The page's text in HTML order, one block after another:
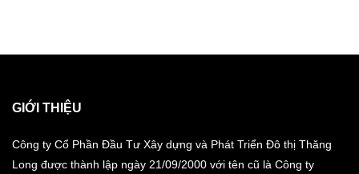
GIỚI THIỆU
Công ty Cổ Phần Đầu Tư Xây dựng và Phát Triển Đô thị Thăng
Long được thành lập ngày 21/09/2000 với tên cũ là Công ty